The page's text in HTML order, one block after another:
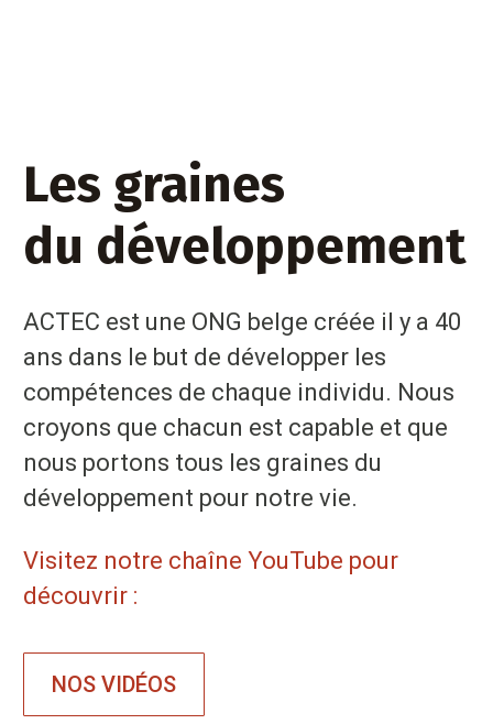
Les graines
du développement
ACTEC est une ONG belge créée il y a 40
ans dans le but de développer les
compétences de chaque individu. Nous
croyons que chacun est capable et que
nous portons tous les graines du
développement pour notre vie.
Visitez notre chaîne YouTube pour
découvrir :
NOS VIDÉOS